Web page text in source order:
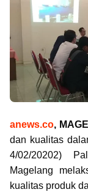
anews.co,
dan kualitas
4/02/20202)
Magelang
kualitas produk